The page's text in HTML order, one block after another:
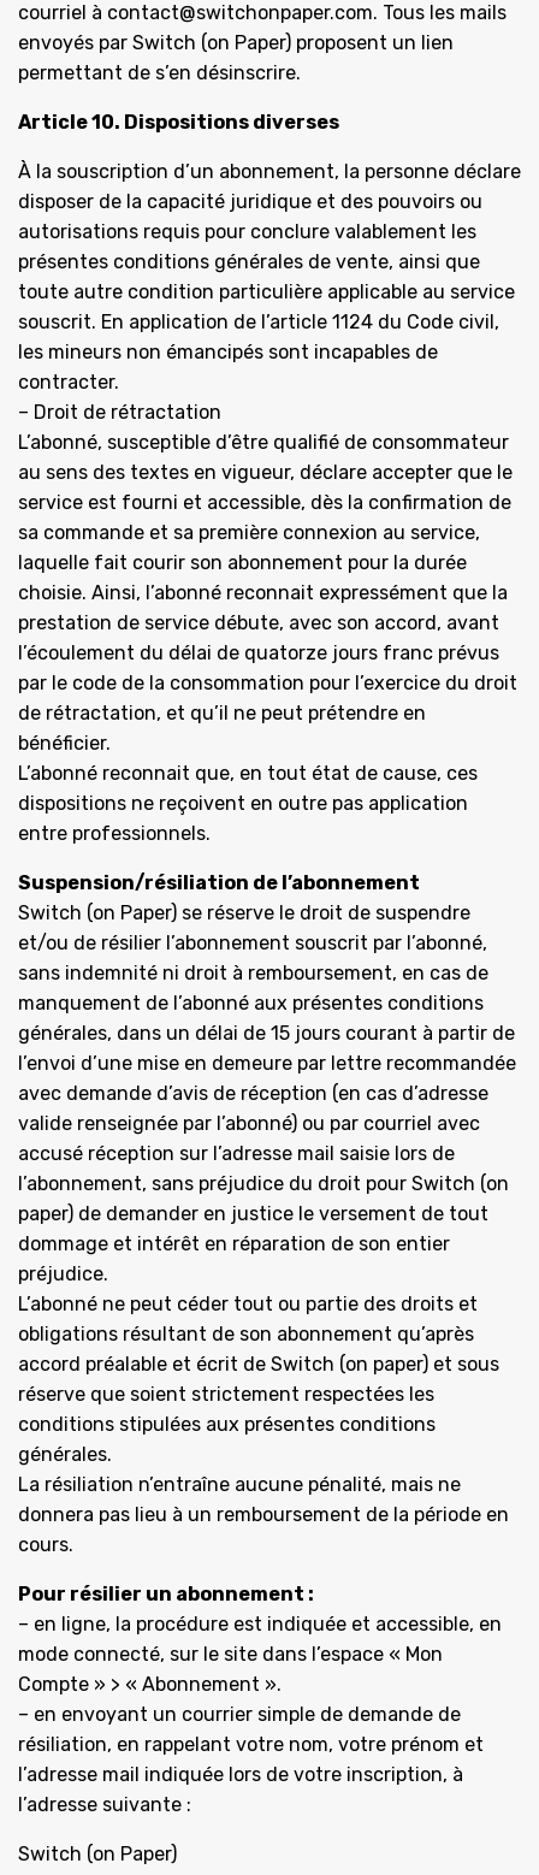
courriel à contact@switchonpaper.com. Tous les mails
envoyés par Switch (on Paper) proposent un lien
permettant de s’en désinscrire.
Article 10. Dispositions diverses
À la souscription d’un abonnement, la personne déclare
disposer de la capacité juridique et des pouvoirs ou
autorisations requis pour conclure valablement les
présentes conditions générales de vente, ainsi que
toute autre condition particulière applicable au service
souscrit. En application de l’article 1124 du Code civil,
les mineurs non émancipés sont incapables de
contracter.
– Droit de rétractation
L’abonné, susceptible d’être qualifié de consommateur
au sens des textes en vigueur, déclare accepter que le
service est fourni et accessible, dès la confirmation de
sa commande et sa première connexion au service,
laquelle fait courir son abonnement pour la durée
choisie. Ainsi, l’abonné reconnait expressément que la
prestation de service débute, avec son accord, avant
l’écoulement du délai de quatorze jours franc prévus
par le code de la consommation pour l’exercice du droit
de rétractation, et qu’il ne peut prétendre en
bénéficier.
L’abonné reconnait que, en tout état de cause, ces
dispositions ne reçoivent en outre pas application
entre professionnels.
Suspension/résiliation de l’abonnement
Switch (on Paper) se réserve le droit de suspendre
et/ou de résilier l’abonnement souscrit par l’abonné,
sans indemnité ni droit à remboursement, en cas de
manquement de l’abonné aux présentes conditions
générales, dans un délai de 15 jours courant à partir de
l’envoi d’une mise en demeure par lettre recommandée
avec demande d’avis de réception (en cas d’adresse
valide renseignée par l’abonné) ou par courriel avec
accusé réception sur l’adresse mail saisie lors de
l’abonnement, sans préjudice du droit pour Switch (on
paper) de demander en justice le versement de tout
dommage et intérêt en réparation de son entier
préjudice.
L’abonné ne peut céder tout ou partie des droits et
obligations résultant de son abonnement qu’après
accord préalable et écrit de Switch (on paper) et sous
réserve que soient strictement respectées les
conditions stipulées aux présentes conditions
générales.
La résiliation n’entraîne aucune pénalité, mais ne
donnera pas lieu à un remboursement de la période en
cours.
Pour résilier un abonnement :
– en ligne, la procédure est indiquée et accessible, en
mode connecté, sur le site dans l’espace « Mon
Compte » > « Abonnement ».
– en envoyant un courrier simple de demande de
résiliation, en rappelant votre nom, votre prénom et
l’adresse mail indiquée lors de votre inscription, à
l’adresse suivante :
Switch (on Paper)